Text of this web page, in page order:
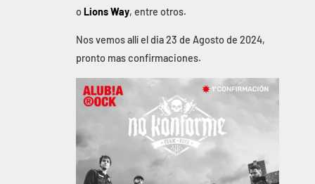
oLions Way, entre otros.
Nos vemos allí el dia 23 de Agosto de 2024,
pronto mas confirmaciones.